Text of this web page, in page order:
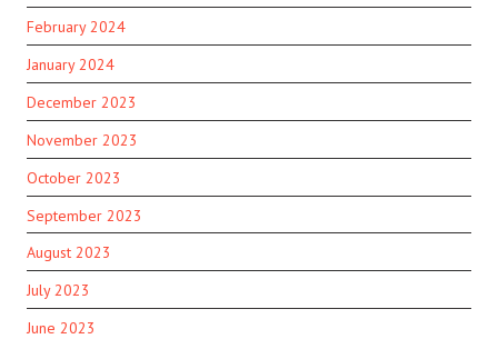
February 2024
January 2024
December 2023
November 2023
October 2023
September 2023
August 2023
July 2023
June 2023